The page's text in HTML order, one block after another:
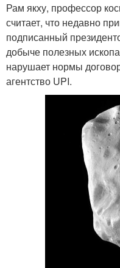
Рам якху, профессор
считает, что недавно
подписанный
добыче полезных
нарушает нормы
агентство UPI.